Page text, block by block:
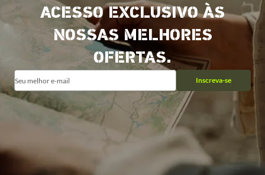
ACESSO EXCLUSIVO ÀS
NOSSAS MELHORES
OFERTAS.
Inscreva-se